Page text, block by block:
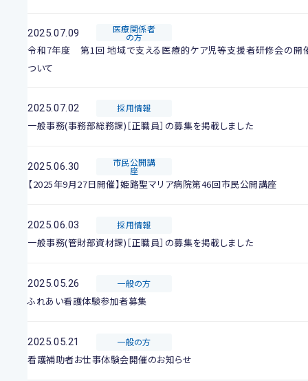
2025.07.09 医療関係者
の方
令和7年度 第1回 地域で支える医療的ケア児等支援者研修会の開
ついて
2025.07.02 採用情報
一般事務(事務部総務課)［正職員］の募集を掲載しました
2025.06.30 市民公開講
座
【2025年9月27日開催】姫路聖マリア病院第46回市民公開講座
2025.06.03 採用情報
一般事務(管財部資材課)［正職員］の募集を掲載しました
2025.05.26 一般の方
ふれあい看護体験参加者募集
2025.05.21 一般の方
看護補助者お仕事体験会開催のお知らせ